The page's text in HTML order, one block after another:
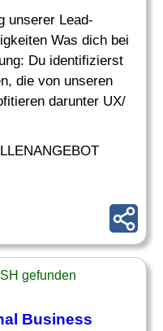
unserer Lead-
Was dich bei
Du identifizierst
die von unseren
darunter UX/
gefunden
Business